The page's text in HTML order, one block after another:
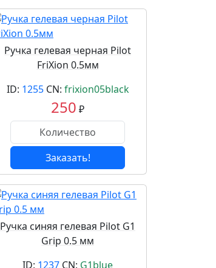
Ручка гелевая черная Pilot
FriXion 0.5мм
ID: 1255CN: frixion05black
250 ₽
Заказать!
Ручка синяя гелевая Pilot G1
Grip 0.5 мм
ID: 1237 CN: G1blue